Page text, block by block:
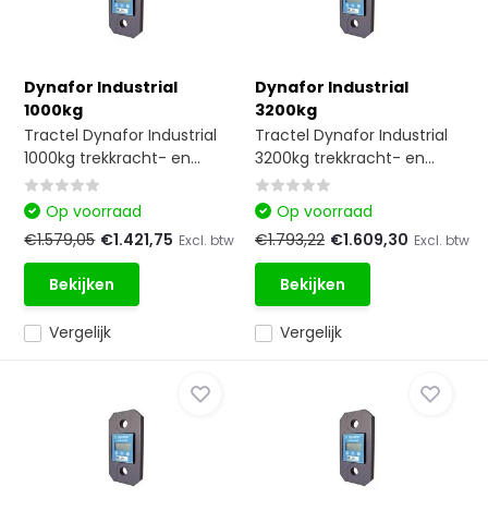
Dynafor Industrial
1000kg
Tractel Dynafor Industrial
1000kg trekkracht- en...
Vergelijk
Op voorraad
€1.579,05 €1.421,75 Excl. btw
Bekijken
Dynafor Industrial
3200kg
Tractel Dynafor Industrial
3200kg trekkracht- en...
Vergelijk
Op voorraad
€1.793,22 €1.609,30 Excl. btw
Bekijken